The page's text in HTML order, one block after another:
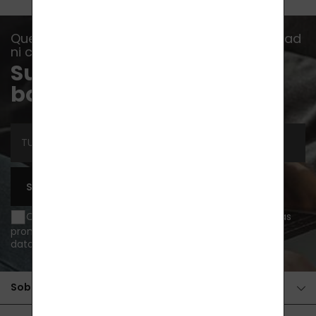
Que no se te escape ninguna oferta, novedad
ni consejo...
Suscríbete a nuestro
boletín
SUSCRIBIRSE
Quiero recibir información sobre novedades y ofertas
promocionales por e-mail y acepto
datos personales
Sobre la compra